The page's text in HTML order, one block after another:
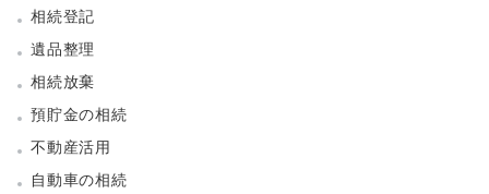
相続登記
遺品整理
相続放棄
預貯金の相続
不動産活用
自動車の相続